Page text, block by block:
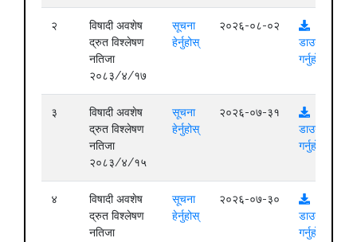
२
विषादी अवशेष
द्रुत विश्लेषण
नतिजा
२०८३/४/१७
सूचना
हेर्नुहोस्
२०२६-०८-०२
डाउनलोड
गर्नुहोस्
३
विषादी अवशेष
द्रुत विश्लेषण
नतिजा
२०८३/४/१५
सूचना
हेर्नुहोस्
२०२६-०७-३१
डाउनलोड
गर्नुहोस्
४
विषादी अवशेष
द्रुत विश्लेषण
नतिजा
सूचना
हेर्नुहोस्
२०२६-०७-३०
डाउनलोड
गर्नुहोस्